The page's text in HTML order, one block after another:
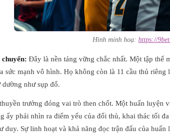
Hình minh hoạ: https://
Đây là nền tảng vững chắc nhất. Một tập thể
sức mạnh vô hình. Họ không còn là 11 cầu thủ
như sụp đổ.
trưởng đóng vai trò then chốt. Một huấn luyện
ấy phải nhìn ra điểm yếu của đối thủ, khai thác tối
duy. Sự linh hoạt và khả năng đọc trận đấu của